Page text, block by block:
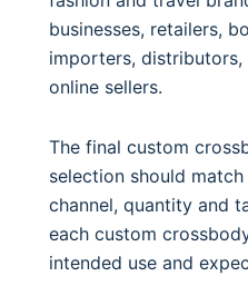
businesses, retailers,
importers,
online sellers.
The final custom
selection should
channel, quantity and
each custom
intended use and